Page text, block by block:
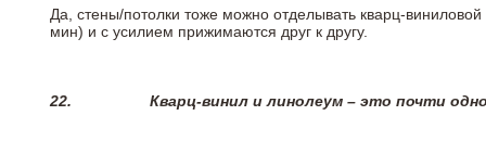
Да, стены/потолки тоже можно отделывать кварц-
мин) и с усилием прижимаются друг к другу.
22. Кварц-винил и линолеум – это почти